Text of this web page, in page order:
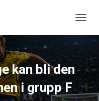
kan bli den
i grupp F